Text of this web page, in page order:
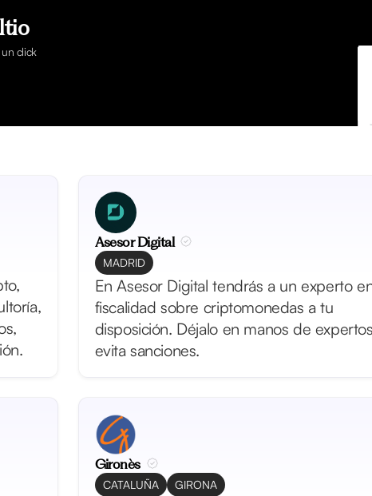
click
Asesor Digital
MADRID
En Asesor Digital tendrás a un experto
fiscalidad sobre criptomonedas a tu
disposición. Déjalo en manos de
evita sanciones.
Gironès
CATALUÑA GIRONA